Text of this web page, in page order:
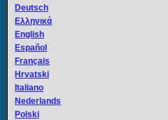
Deutsch
Ελληνικά
English
Español
Français
Hrvatski
Italiano
Nederlands
Polski